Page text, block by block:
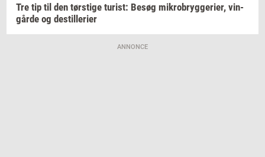
Tre tip til den tørsti­ge turist: Besøg mi­kro­bryg­ge­ri­er, vin­
går­de og destil­le­ri­er
ANNONCE